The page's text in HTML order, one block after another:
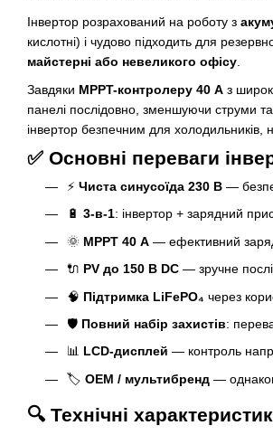
Інвертор розрахований на роботу з
кислотні) і чудово підходить для
майстерні або невеликого офісу.
Завдяки MPPT-контролеру 40 А з
панелі послідовно, зменшуючи струми
інвертор безпечним для холодильників,
✅ Основні переваги
⚡ Чиста синусоїда 230 В —
🔋 3-в-1: інвертор + зарядний
🌞 MPPT 40 А — ефективний
🔌 PV до 150 В DC — зручне
🧠 Підтримка LiFePO₄ через
🛡️ Повний набір захистів:
📊 LCD-дисплей — контроль
🏷️ OEM / мультибренд —
🔍 Технічні